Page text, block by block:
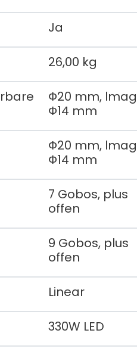
Ja
26,00 kg
Ф20 mm,
Ф14 mm
Ф20 mm,
Ф14 mm
7 Gobos, plus
offen
9 Gobos, plus
offen
Linear
330W LED